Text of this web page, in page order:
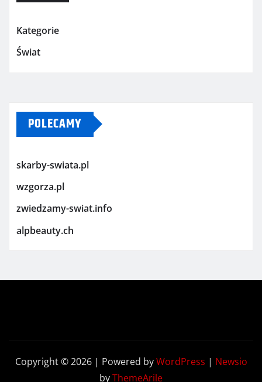
Kategorie
Świat
POLECAMY
skarby-swiata.pl
wzgorza.pl
zwiedzamy-swiat.info
alpbeauty.ch
Copyright © 2026 | Powered byWordPress | Newsio
byThemeArile